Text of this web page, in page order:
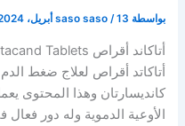
بواسطة saso saso /13 أبريل، 2024
أتاكاتد أقراص لعلاج ضغط
كانديسارتان وهذا المحتوى
الأوعية الدموية وله دور